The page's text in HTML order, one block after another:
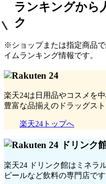
ランキングから
ク
※ショップまたは指定商品
イムランキング情報です。
楽天24は日用品やコスメを
豊富な品揃えのドラッグス
楽天24トップへ
楽天24 ドリンク館はミネラ
ビールなど飲料の専門店です